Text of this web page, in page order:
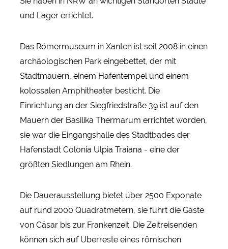
und Lager errichtet.
Das Römermuseum in Xanten ist seit 2008 in einen
archäologischen Park eingebettet, der mit
Stadtmauern, einem Hafentempel und einem
kolossalen Amphitheater besticht. Die
Einrichtung an der Siegfriedstraße 39 ist auf den
Mauern der Basilika Thermarum errichtet worden,
sie war die Eingangshalle des Stadtbades der
Hafenstadt Colonia Ulpia Traiana - eine der
größten Siedlungen am Rhein.
Die Dauerausstellung bietet über 2500 Exponate
auf rund 2000 Quadratmetern, sie führt die Gäste
von Cäsar bis zur Frankenzeit. Die Zeitreisenden
können sich auf Überreste eines römischen